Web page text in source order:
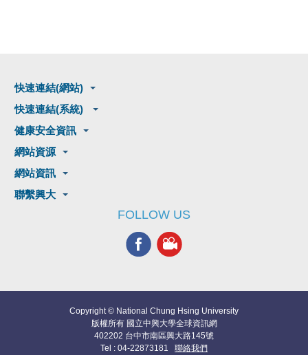
快速連結(網站)
快速連結(系統)
健康安全資訊
網站資源
網站資訊
聯繫興大
FOLLOW US
Copyright © National Chung Hsing University
版權所有 國立中興大學全球資訊網
402202 台中市南區興大路145號
Tel : 04-22873181 聯絡我們